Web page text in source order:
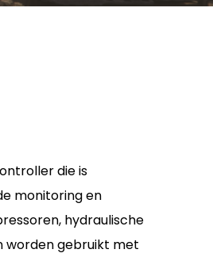
die is
monitoring en
hydraulische
worden gebruikt met